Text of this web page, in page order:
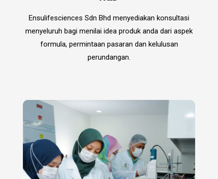
Ensulifesciences Sdn Bhd menyediakan konsultasi
menyeluruh bagi menilai idea produk anda dari aspek
formula, permintaan pasaran dan kelulusan
perundangan.